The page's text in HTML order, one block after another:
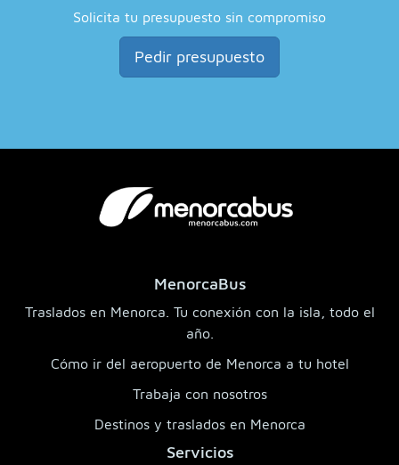
Solicita tu presupuesto sin compromiso
Pedir presupuesto
MenorcaBus
Traslados en Menorca. Tu conexión con la isla, todo el
año.
Cómo ir del aeropuerto de Menorca a tu hotel
Trabaja con nosotros
Destinos y traslados en Menorca
Servicios